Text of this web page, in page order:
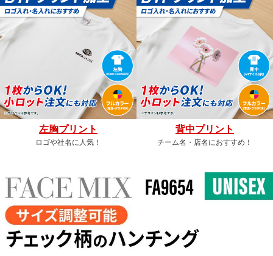
左胸プリント
ロゴや社名に人気！
背中プリント
チーム名・店名におすすめ！